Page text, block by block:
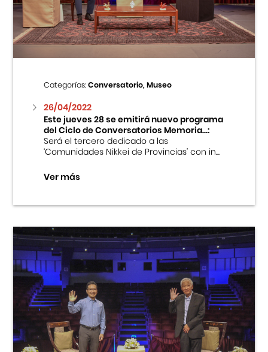
Centro Cultural Peruano Japonés
Museo de la Inmigración Japonesa
Fondo Editorial
Teatro Peruano Japonés
Categorías:Conversatorio, Museo
26/04/2022
Este jueves 28 se emitirá nuevo programa
del Ciclo de Conversatorios Memoria...:
Será el tercero dedicado a las
‘Comunidades Nikkei de Provincias’ con in...
Ver más